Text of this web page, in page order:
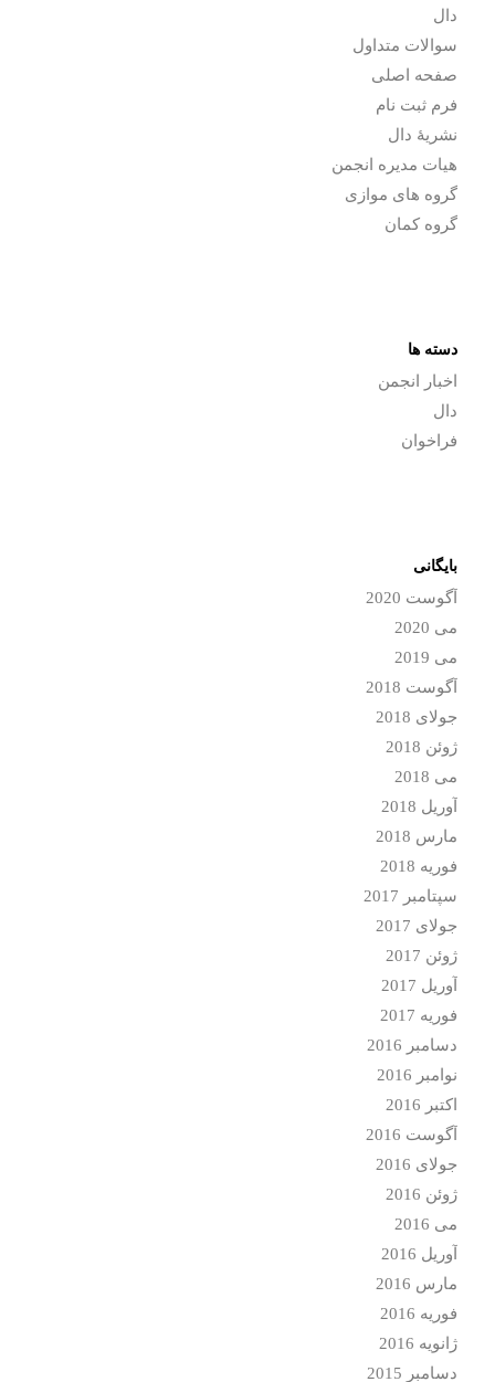
دال
سوالات متداول
صفحه اصلی
فرم ثبت نام
نشریۀ دال
هیات مدیره انجمن
گروه های موازی
گروه کمان
دسته ها
اخبار انجمن
دال
فراخوان
بایگانی
آگوست 2020
می 2020
می 2019
آگوست 2018
جولای 2018
ژوئن 2018
می 2018
آوریل 2018
مارس 2018
فوریه 2018
سپتامبر 2017
جولای 2017
ژوئن 2017
آوریل 2017
فوریه 2017
دسامبر 2016
نوامبر 2016
اکتبر 2016
آگوست 2016
جولای 2016
ژوئن 2016
می 2016
آوریل 2016
مارس 2016
فوریه 2016
ژانویه 2016
دسامبر 2015